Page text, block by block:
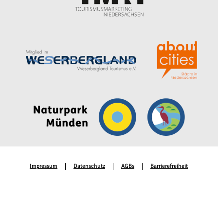
Impressum Datenschutz AGBs Barrierefreiheit